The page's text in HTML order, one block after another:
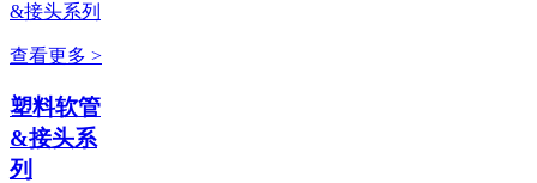
查看更多 >
塑料软管
&接头系
列